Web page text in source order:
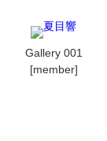
Gallery 001
[member]